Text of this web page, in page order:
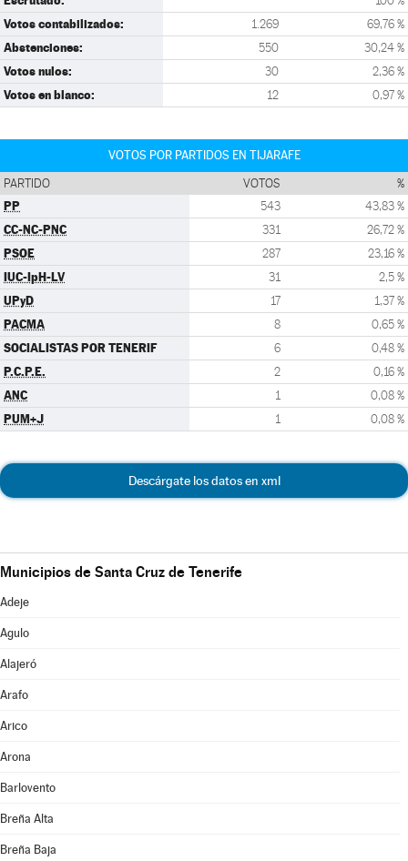
Votos contabilizados: 1.269 69,76 %
Abstenciones: 550 30,24 %
Votos nulos: 30 2,36 %
Votos en blanco: 12 0,97 %
VOTOS POR PARTIDOS EN TIJARAFE
PARTIDO VOTOS %
PP 543 43,83 %
CC-NC-PNC 331 26,72 %
PSOE 287 23,16 %
IUC-IpH-LV 31 2,5 %
UPyD 17 1,37 %
PACMA 8 0,65 %
SOCIALISTAS POR TENERIF 6 0,48 %
P.C.P.E. 2 0,16 %
ANC 1 0,08 %
PUM+J 1 0,08 %
Descárgate los datos en xml
Municipios de Santa Cruz de Tenerife
Adeje
Agulo
Alajeró
Arafo
Arico
Arona
Barlovento
Breña Alta
Breña Baja